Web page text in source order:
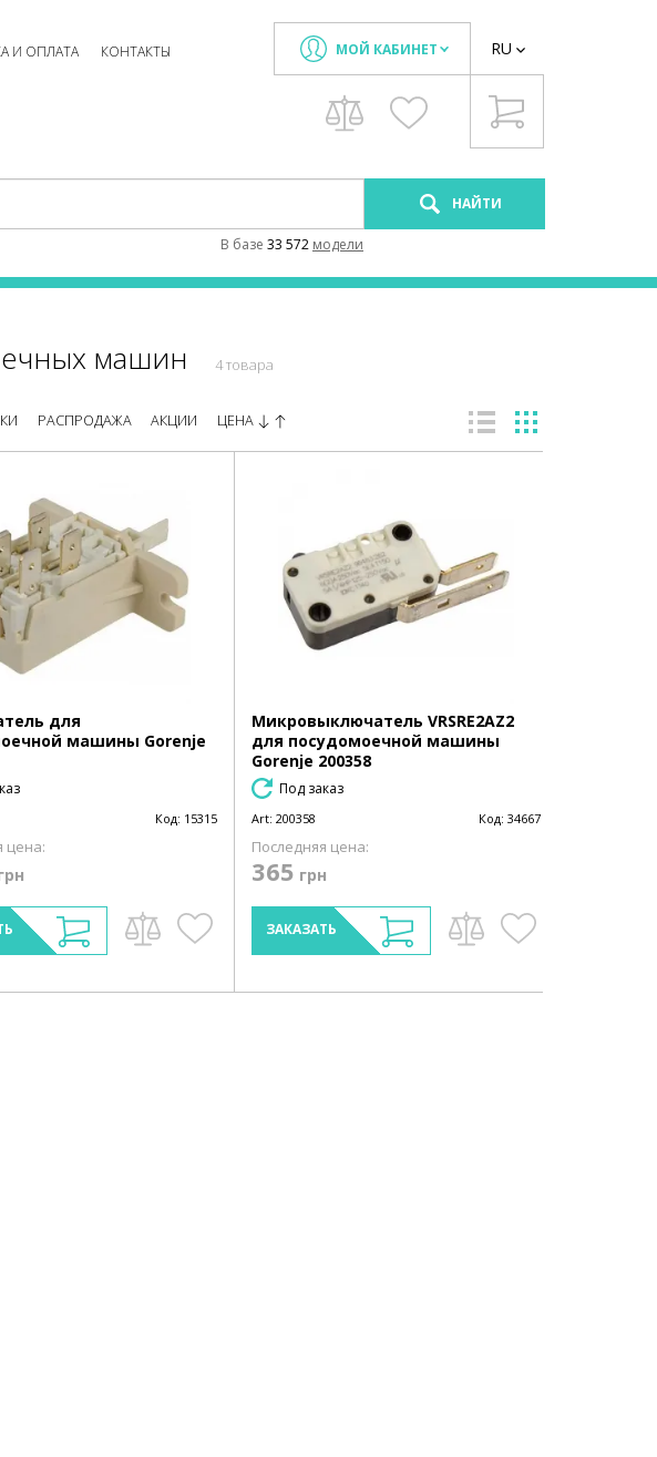
И ОПЛАТА КОНТАКТЫ МОЙ КАБИНЕТ RU
НАЙТИ
В базе 33 572 модели
машин 4 товара
РАСПРОДАЖА АКЦИИ ЦЕНА
для
машины Gorenje
Код: 15315
цена:
Микровыключатель VRSRE2AZ2
для посудомоечной машины
Gorenje 200358
Под заказ
Art: 200358 Код: 34667
Последняя цена:
365 грн
ЗАКАЗАТЬ